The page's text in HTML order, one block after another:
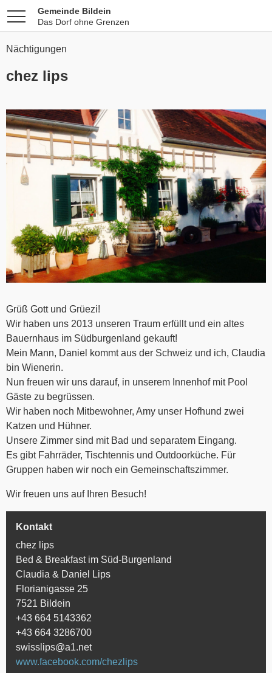
Gemeinde Bildein
Das Dorf ohne Grenzen
Nächtigungen
chez lips
Grüß Gott und Grüezi!
Wir haben uns 2013 unseren Traum erfüllt und ein altes
Bauernhaus im Südburgenland gekauft!
Mein Mann, Daniel kommt aus der Schweiz und ich, Claudia
bin Wienerin.
Nun freuen wir uns darauf, in unserem Innenhof mit Pool
Gäste zu begrüssen.
Wir haben noch Mitbewohner, Amy unser Hofhund zwei
Katzen und Hühner.
Unsere Zimmer sind mit Bad und separatem Eingang.
Es gibt Fahrräder, Tischtennis und Outdoorküche. Für
Gruppen haben wir noch ein Gemeinschaftszimmer.
Wir freuen uns auf Ihren Besuch!
Kontakt
chez lips
Bed & Breakfast im Süd-Burgenland
Claudia & Daniel Lips
Florianigasse 25
7521 Bildein
+43 664 5143362
+43 664 3286700
swisslips@a1.net
www.facebook.com/chezlips